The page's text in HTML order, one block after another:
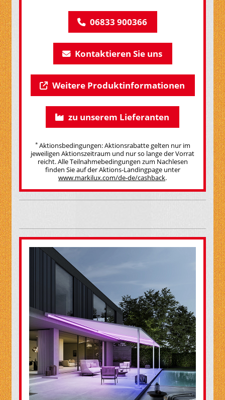
06833 900366
Kontaktieren Sie uns
Weitere Produktinformationen
zu unserem Lieferanten
* Aktionsbedingungen: Aktionsrabatte gelten nur im
jeweiligen Aktionszeitraum und nur so lange der Vorrat
reicht. Alle Teilnahmebedingungen zum Nachlesen
finden Sie auf der Aktions-Landingpage unter
www.markilux.com/de-de/cashback.